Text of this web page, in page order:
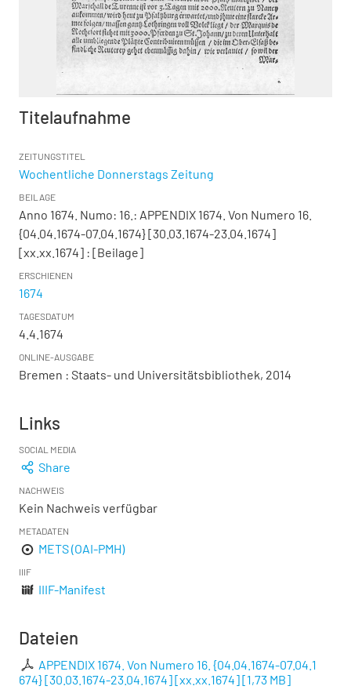
Titelaufnahme
ZEITUNGSTITEL
Wochentliche Donnerstags Zeitung
BEILAGE
Anno 1674. Numo: 16.: APPENDIX 1674. Von Numero 16.
{04.04.1674-07.04.1674} [30.03.1674-23.04.1674]
[xx.xx.1674] : [Beilage]
ERSCHIENEN
1674
TAGESDATUM
4.4.1674
ONLINE-AUSGABE
Bremen : Staats- und Universitätsbibliothek, 2014
Links
SOCIAL MEDIA
Share
NACHWEIS
Kein Nachweis verfügbar
METADATEN
METS (OAI-PMH)
IIIF
IIIF-Manifest
Dateien
APPENDIX 1674. Von Numero 16. {04.04.1674-07.04.1
674} [30.03.1674-23.04.1674] [xx.xx.1674][1,73 MB]